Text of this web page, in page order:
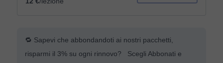
🔁 Sapevi che abbondandoti ai nostri pacchetti,
risparmi il 3% su ogni rinnovo? Scegli Abbonati e